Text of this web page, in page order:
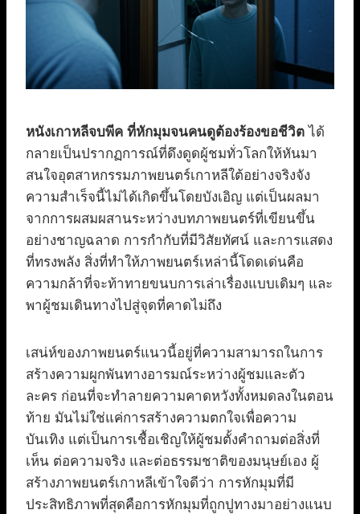
หนังเกาหลีจบพีค ที่หักมุมจนคนดูต้องร้องขอชีวิต ได้
กลายเป็นปรากฏการณ์ที่ดึงดูดผู้ชมทั่วโลกให้หันมา
สนใจอุตสาหกรรมภาพยนตร์เกาหลีใต้อย่างจริงจัง
ความสำเร็จนี้ไม่ได้เกิดขึ้นโดยบังเอิญ แต่เป็นผลมา
จากการผสมผสานระหว่างบทภาพยนตร์ที่เขียนขึ้น
อย่างชาญฉลาด การกำกับที่มีวิสัยทัศน์ และการแสดง
ที่ทรงพลัง สิ่งที่ทำให้ภาพยนตร์เหล่านี้โดดเด่นคือ
ความกล้าที่จะท้าทายขนบการเล่าเรื่องแบบเดิมๆ และ
พาผู้ชมเดินทางไปสู่จุดที่คาดไม่ถึง
เสน่ห์ของภาพยนตร์แนวนี้อยู่ที่ความสามารถในการ
สร้างความผูกพันทางอารมณ์ระหว่างผู้ชมและตัว
ละคร ก่อนที่จะทำลายความคาดหวังทั้งหมดลงในตอน
ท้าย มันไม่ใช่แค่การสร้างความตกใจเพื่อความ
บันเทิง แต่เป็นการเชื้อเชิญให้ผู้ชมตั้งคำถามต่อสิ่งที่
เห็น ต่อความจริง และต่อธรรมชาติของมนุษย์เอง ผู้
สร้างภาพยนตร์เกาหลีเข้าใจดีว่า การหักมุมที่มี
ประสิทธิภาพที่สุดคือการหักมุมที่ถูกปูทางมาอย่างแนบ